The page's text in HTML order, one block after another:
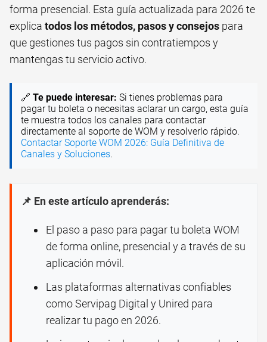
forma presencial. Esta guía actualizada para 2026 te
explica todos los métodos, pasos y consejos para
que gestiones tus pagos sin contratiempos y
mantengas tu servicio activo.
🔗 Te puede interesar: Si tienes problemas para
pagar tu boleta o necesitas aclarar un cargo, esta guía
te muestra todos los canales para contactar
directamente al soporte de WOM y resolverlo rápido.
Contactar Soporte WOM 2026: Guía Definitiva de
Canales y Soluciones.
📌 En este artículo aprenderás:
El paso a paso para pagar tu boleta WOM
de forma online, presencial y a través de su
aplicación móvil.
Las plataformas alternativas confiables
como Servipag Digital y Unired para
realizar tu pago en 2026.